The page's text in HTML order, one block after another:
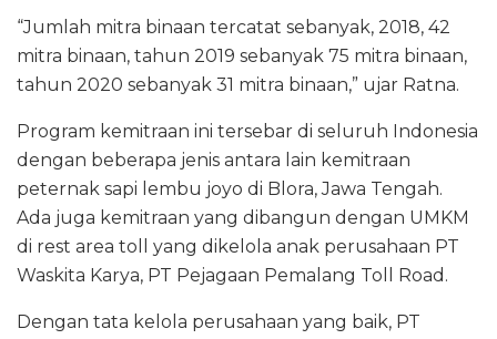
“Jumlah mitra binaan tercatat sebanyak, 2018, 42
mitra binaan, tahun 2019 sebanyak 75 mitra binaan,
tahun 2020 sebanyak 31 mitra binaan,” ujar Ratna.
Program kemitraan ini tersebar di seluruh Indonesia
dengan beberapa jenis antara lain kemitraan
peternak sapi lembu joyo di Blora, Jawa Tengah.
Ada juga kemitraan yang dibangun dengan UMKM
di rest area toll yang dikelola anak perusahaan PT
Waskita Karya, PT Pejagaan Pemalang Toll Road.
Dengan tata kelola perusahaan yang baik, PT